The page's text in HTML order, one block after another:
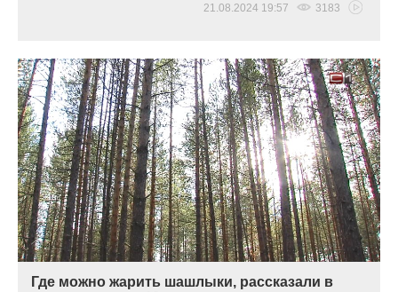
21.08.2024 19:57 3183
Где можно жарить шашлыки, рассказали в